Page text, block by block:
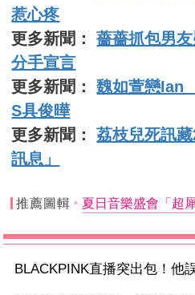
惹心疼
更多新聞：薔薔抓包男
分手宣言
更多新聞：魏如萱戀Ian
S具俊曄
更多新聞：荔枝兒死訊
訊息」
推薦圖輯 夏日音樂盛會「超
BLACKPINK直播突出包！他